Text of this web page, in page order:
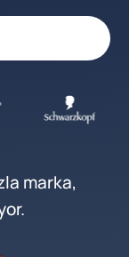
marka,